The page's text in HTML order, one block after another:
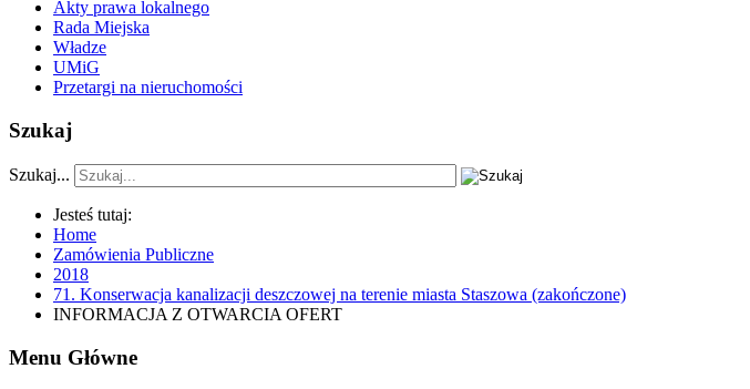
Akty prawa lokalnego
Rada Miejska
Władze
UMiG
Przetargi na nieruchomości
Szukaj
Szukaj...
Jesteś tutaj:
Home
Zamówienia Publiczne
2018
71. Konserwacja kanalizacji deszczowej na terenie miasta Staszowa (zakończone)
INFORMACJA Z OTWARCIA OFERT
Menu Główne